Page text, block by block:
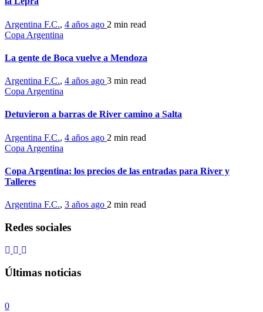
Argentina F.C., 4 años ago 2 min read
Copa Argentina
La gente de Boca vuelve a Mendoza
Argentina F.C., 4 años ago 3 min read
Copa Argentina
Detuvieron a barras de River camino a Salta
Argentina F.C., 4 años ago 2 min read
Copa Argentina
Copa Argentina: los precios de las entradas para River y
Talleres
Argentina F.C., 3 años ago 2 min read
Redes sociales
Últimas noticias
0